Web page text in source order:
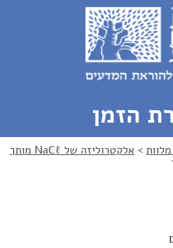
הזמן
> אלקטרוליזה של NaCℓ מותך